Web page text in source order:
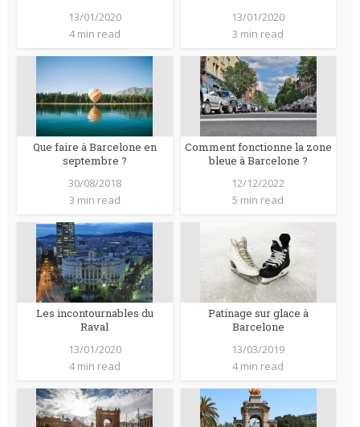
13/01/2020
4 min read
13/01/2020
3 min read
Que faire à Barcelone en
septembre ?
30/08/2018
3 min read
Comment fonctionne la zone
bleue à Barcelone ?
12/12/2022
5 min read
Les incontournables du
Raval
13/01/2020
4 min read
Patinage sur glace à
Barcelone
13/03/2019
4 min read